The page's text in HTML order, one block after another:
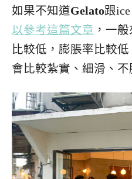
如果不知道Gelato跟ice
以參考這篇文章 ，一
比較低，膨脹率比較
會比較紮實、細滑、不